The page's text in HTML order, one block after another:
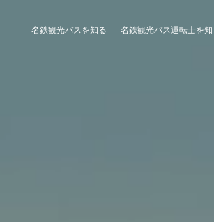
名鉄観光バスを知る 名鉄観光バス運転士を知